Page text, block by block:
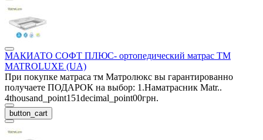
МАКИАТО СОФТ ПЛЮС- ортопедический матрас ТМ
MATROLUXE (UA)
При покупке матраса тм Матролюкс вы гарантированно
получаете ПОДАРОК на выбор: 1.Наматрасник Matr..
4thousand_point151decimal_point00грн.
button_cart